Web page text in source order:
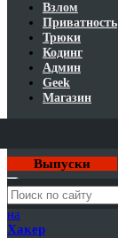
Взлом
Приватность
Трюки
Кодинг
Админ
Geek
Магазин
Выпуски
Годовая
подписка
на
Хакер